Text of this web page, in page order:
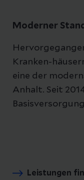
Moderner
Kranken-
eine der
Anhalt. Seit
Leistungen